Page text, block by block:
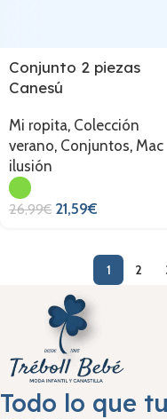
Conjunto 2 piezas
Canesú
Mi ropita, Colección
verano, Conjuntos, Mac
ilusión
26,99€ 21,59€
1 2
Todo lo que